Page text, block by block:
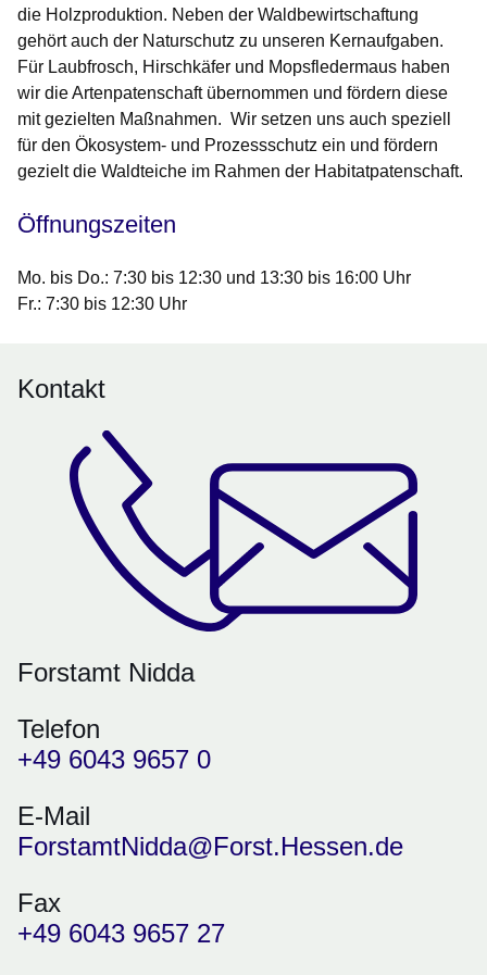
die Holzproduktion. Neben der Waldbewirtschaftung
gehört auch der Naturschutz zu unseren Kernaufgaben.
Für Laubfrosch, Hirschkäfer und Mopsfledermaus haben
wir die Artenpatenschaft übernommen und fördern diese
mit gezielten Maßnahmen. Wir setzen uns auch speziell
für den Ökosystem- und Prozessschutz ein und fördern
gezielt die Waldteiche im Rahmen der Habitatpatenschaft.
Öffnungszeiten
Mo. bis Do.: 7:30 bis 12:30 und 13:30 bis 16:00 Uhr
Fr.: 7:30 bis 12:30 Uhr
Kontakt
Forstamt Nidda
Telefon
+49 6043 9657 0
E-Mail
ForstamtNidda@Forst.Hessen.de
Fax
+49 6043 9657 27